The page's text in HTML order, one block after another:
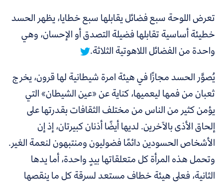
تعرض اللوحة سبع فضائل يقابلها سبع خطايا، يظهر الحسد
خطيئة أساسية تقابلها فضيلة التصدق أو الإحسان، وهي
واحدة من الفضائل اللاهوتية الثلاثة.
يُصوَّر الحسد مجازًا في هيئة امرة شيطانية لها قرون، يخرج
ثعبان من فمها ليعميها، كناية عن «عين الشيطان» التي
يؤمن كثير من الناس من مختلف الثقافات بقدرتها على
إلحاق الأذى بالآخرين. لديها أيضًا أذنان كبيرتان، إذ إن
الأشخاص الحسودين دائمًا فضوليون ومنتبهون لنعمة الغير.
وتحمل هذه المرأة كل متعلقاتها بيدٍ واحدة، أما يدها
الثانية، فعلى هيئة خطاف مستعد لسرقة كل ما ينقصها